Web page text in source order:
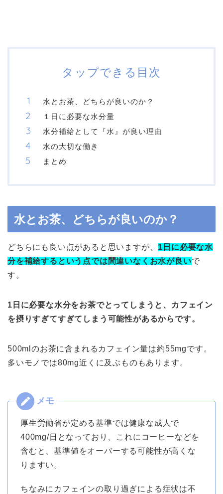
タップできる目次
水とお茶、どちらが良いのか？
１日に必要な水分量
水分補給として『水』が良い理由
水の大切な働き
まとめ
水とお茶、どちらが良いのか？
どちらにも良い点があると思いますが、 1日に必要な水
分を補給するという点では間違いなくお水が良いで
す。
1日に必要な水分をお茶でとってしまうと、カフェイン
を摂りすぎてすぎてしまう可能性があるからです。
500mlのお茶に含まれるカフェイン量は約55mgです。
多いモノでは80mg近くに及ぶものもあります。
厚生労働省が定める基準では健康な成人で
400mg/日となっており、これにコーヒーなどを
含むと、基準値をオーバーする可能性が高くな
りますい。
ちなみにカフェインの取り過ぎによる症状は不